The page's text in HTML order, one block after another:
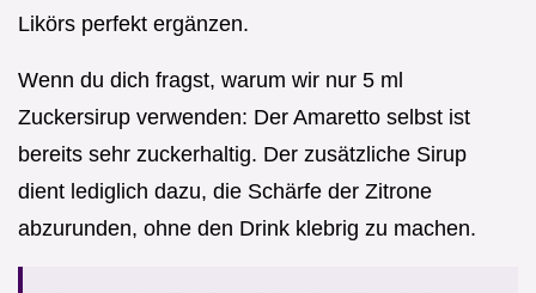
Likörs perfekt ergänzen.
Wenn du dich fragst, warum wir nur 5 ml
Zuckersirup verwenden: Der Amaretto selbst ist
bereits sehr zuckerhaltig. Der zusätzliche Sirup
dient lediglich dazu, die Schärfe der Zitrone
abzurunden, ohne den Drink klebrig zu machen.